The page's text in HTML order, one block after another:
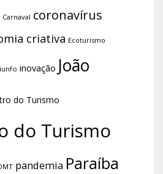
Carnaval coronavírus
criativa Ecoturismo
inovação João
do Turismo
do Turismo
pandemia Paraíba